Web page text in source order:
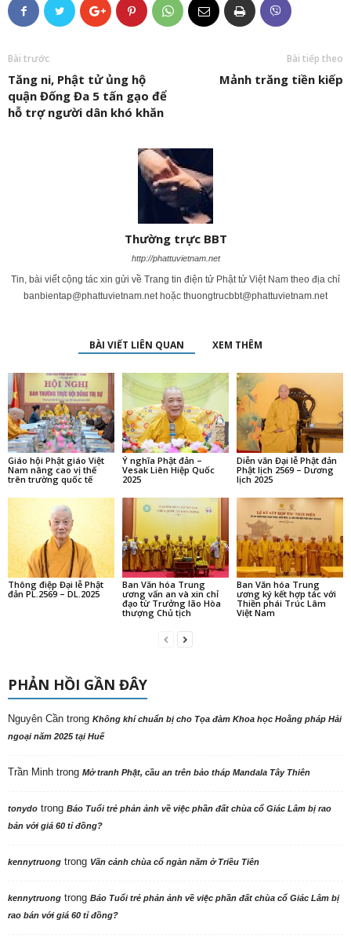
Bài trước
Tăng ni, Phật tử ủng hộ
quận Đống Đa 5 tấn gạo để
hỗ trợ người dân khó khăn
Bài tiếp theo
Mảnh trăng tiền kiếp
Thường trực BBT
http://phattuvietnam.net
Tin, bài viết cộng tác xin gửi về Trang tin điện tử Phật tử Việt Nam theo địa chỉ
banbientap@phattuvietnam.nethoặc thuongtrucbbt@phattuvietnam.net
BÀI VIẾT LIÊN QUAN XEM THÊM
Giáo hội Phật giáo Việt
Nam nâng cao vị thế
trên trường quốc tế
Ý nghĩa Phật đản –
Vesak Liên Hiệp Quốc
2025
Diễn văn Đại lễ Phật đản
Phật lịch 2569 – Dương
lịch 2025
Thông điệp Đại lễ Phật
đản PL.2569 – DL.2025
Ban Văn hóa Trung
ương vấn an và xin chỉ
đạo từ Trưởng lão Hòa
thượng Chủ tịch
Ban Văn hóa Trung
ương ký kết hợp tác với
Thiền phái Trúc Lâm
Việt Nam
PHẢN HỒI GẦN ĐÂY
Nguyên Cần trong Không khí chuẩn bị cho Tọa đàm Khoa học Hoằng pháp Hải
ngoại năm 2025 tại Huế
Trần Minh trong Mở tranh Phật, cầu an trên bảo tháp Mandala Tây Thiên
tonydo trong Báo Tuổi trẻ phản ảnh về việc phần đất chùa cổ Giác Lâm bị rao
bán với giá 60 tỉ đồng?
kennytruong trong Vãn cảnh chùa cổ ngàn năm ở Triều Tiên
kennytruong trong Báo Tuổi trẻ phản ảnh về việc phần đất chùa cổ Giác Lâm bị
rao bán với giá 60 tỉ đồng?